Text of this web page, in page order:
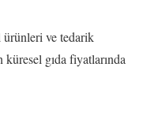
ürünleri ve tedarik
gıda fiyatlarında